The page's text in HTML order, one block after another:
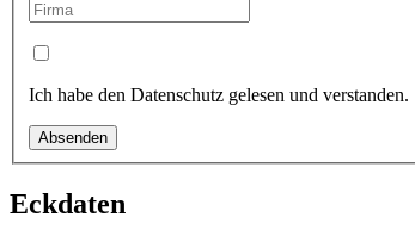
Ich habe den Datenschutz gelesen und verstanden.
Absenden
Eckdaten